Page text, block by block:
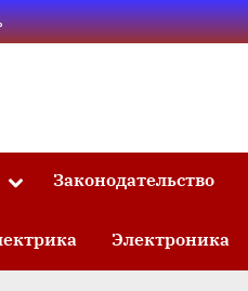
ToggleЗаконодательство
Электроника